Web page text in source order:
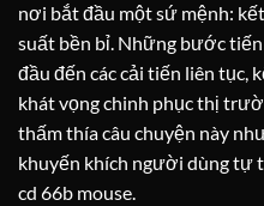
nơi bắt đầu một sứ mệnh:
suất bền bỉ. Những bước
đầu đến các cải tiến liên tục,
khát vọng chinh phục thị
thấm thía câu chuyện này
khuyến khích người dùng tự
cd 66b mouse.